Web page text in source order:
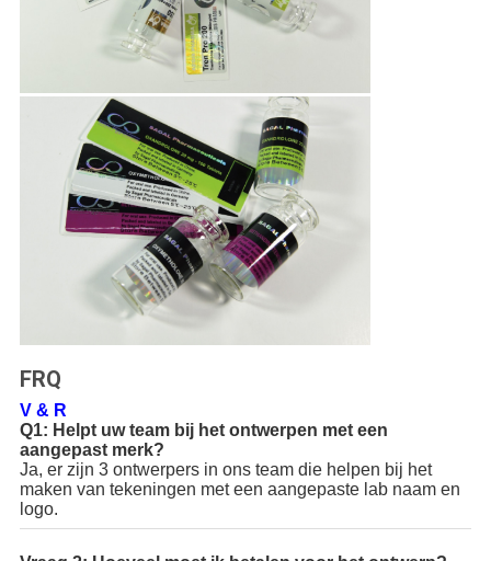
FRQ
V & R
Q1: Helpt uw team bij het ontwerpen met een
aangepast merk?
Ja, er zijn 3 ontwerpers in ons team die helpen bij het
maken van tekeningen met een aangepaste lab naam en
logo.